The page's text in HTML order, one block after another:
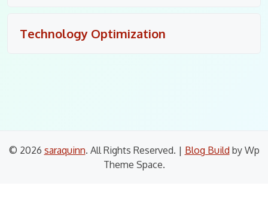
Technology Optimization
© 2026 saraquinn. All Rights Reserved. | Blog Build by Wp
Theme Space.